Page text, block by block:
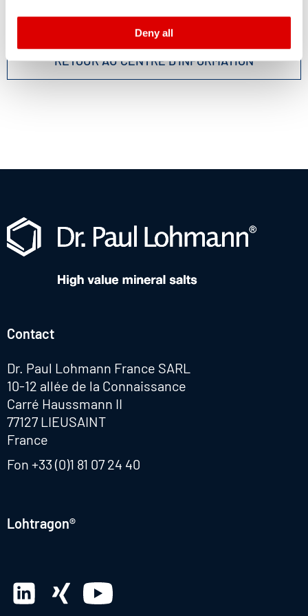
declaration and the detailed information/consent.
Deny all
RETOUR AU CENTRE D'INFORMATION
Contact
Dr. Paul Lohmann France SARL
10-12 allée de la Connaissance
Carré Haussmann II
77127 LIEUSAINT
France
Fon +33 (0)1 81 07 24 40
Lohtragon®